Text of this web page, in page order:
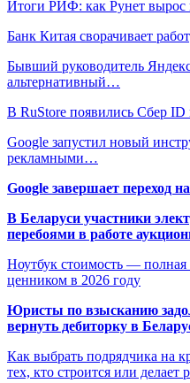
Итоги РИФ: как Рунет вырос
Банк Китая сворачивает
Бывший руководитель
альтернативный…
В RuStore появились Сбер ID
Google запустил новый
рекламными…
Google завершает переход
В Беларуси участники
перебоями в работе
Ноутбук стоимость — полная
ценником в 2026 году
Юристы по взысканию
вернуть дебиторку в
Как выбрать подрядчика на
тех, кто строится или делает